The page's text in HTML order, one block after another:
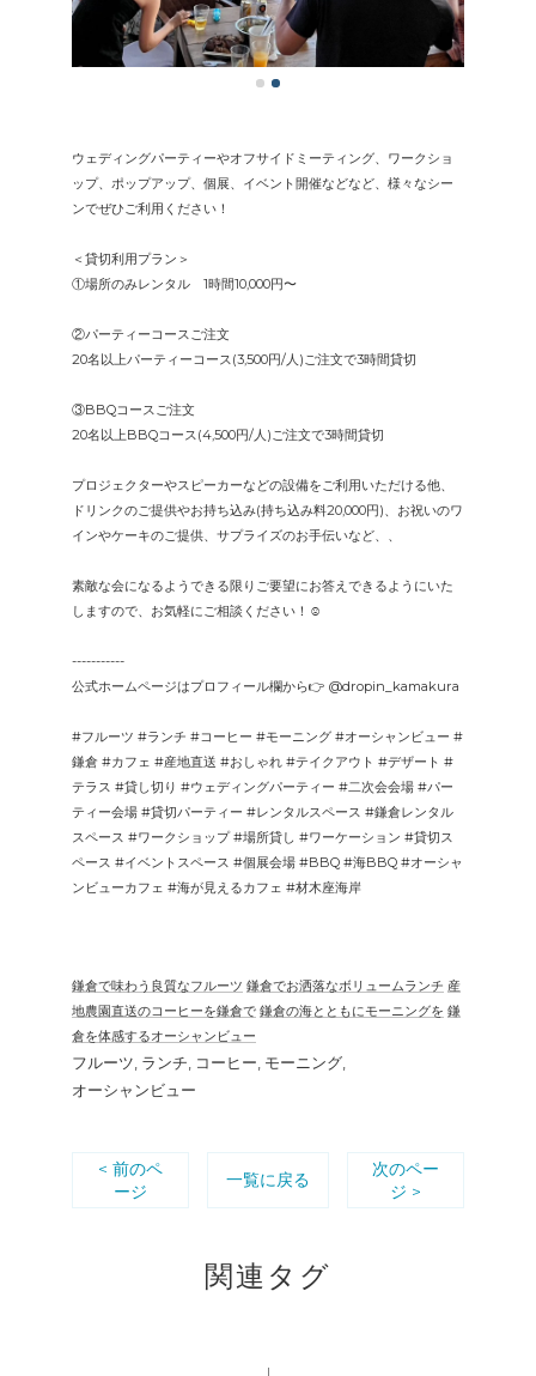
ウェディングパーティーやオフサイドミーティング、ワークショ
ップ、ポップアップ、個展、イベント開催などなど、様々なシー
ンでぜひご利用ください！
＜貸切利用プラン＞
①場所のみレンタル 1時間10,000円〜
②パーティーコースご注文
20名以上パーティーコース(3,500円/人)ご注文で3時間貸切
③BBQコースご注文
20名以上BBQコース(4,500円/人)ご注文で3時間貸切
プロジェクターやスピーカーなどの設備をご利用いただける他、
ドリンクのご提供やお持ち込み(持ち込み料20,000円)、お祝いのワ
インやケーキのご提供、サプライズのお手伝いなど、、
素敵な会になるようできる限りご要望にお答えできるようにいた
しますので、お気軽にご相談ください！☺︎
-----------
公式ホームページはプロフィール欄から👉 @dropin_kamakura
#フルーツ #ランチ #コーヒー #モーニング #オーシャンビュー #
鎌倉 #カフェ #産地直送 #おしゃれ #テイクアウト #デザート #
テラス #貸し切り #ウェディングパーティー #二次会会場 #パー
ティー会場 #貸切パーティー #レンタルスペース #鎌倉レンタル
スペース #ワークショップ #場所貸し #ワーケーション #貸切ス
ペース #イベントスペース #個展会場 #BBQ #海BBQ #オーシャ
ンビューカフェ #海が見えるカフェ #材木座海岸
鎌倉で味わう良質なフルーツ 鎌倉でお洒落なボリュームランチ 産
地農園直送のコーヒーを鎌倉で 鎌倉の海とともにモーニングを 鎌
倉を体感するオーシャンビュー
フルーツ ランチ コーヒー モーニング
オーシャンビュー
< 前のペ
ージ
一覧に戻る
次のペー
ジ >
関連タグ